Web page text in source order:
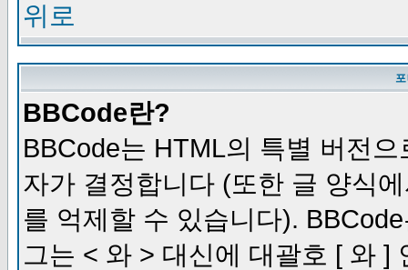
위로
BBCode란?
BBCode는 HTML의 특별 버전
자가 결정합니다 (또한 글 양식
를 억제할 수 있습니다).
그는 < 와 > 대신에 대괄호 [ 와 ]